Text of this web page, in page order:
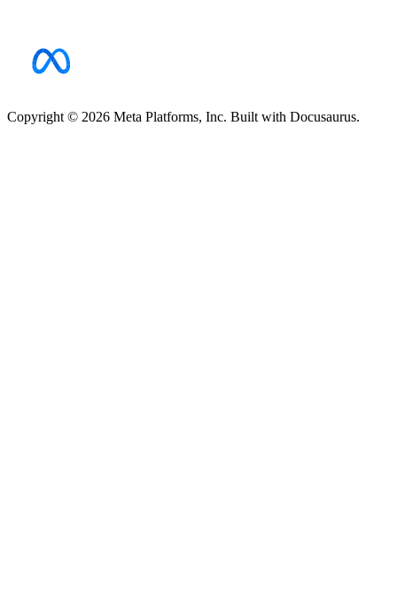
Copyright © 2026 Meta Platforms, Inc. Built with Docusaurus.